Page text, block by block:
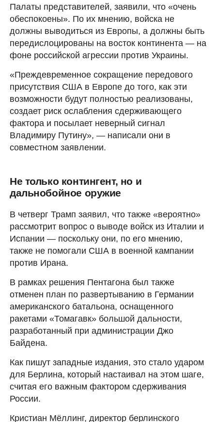
Палаты представителей, заявили, что «очень
обеспокоены». По их мнению, войска не
должны выводиться из Европы, а должны быть
передислоцированы на восток континента — на
фоне российской агрессии против Украины.
«Преждевременное сокращение передового
присутствия США в Европе до того, как эти
возможности будут полностью реализованы,
создает риск ослабления сдерживающего
фактора и посылает неверный сигнал
Владимиру Путину», — написали они в
совместном заявлении.
Не только контингент, но и
дальнобойное оружие
В четверг Трамп заявил, что также «вероятно»
рассмотрит вопрос о выводе войск из Италии и
Испании — поскольку они, по его мнению,
также не помогали США в военной кампании
против Ирана.
В рамках решения Пентагона был также
отменен план по развертыванию в Германии
американского батальона, оснащенного
ракетами «Томагавк» большой дальности,
разработанный при администрации Джо
Байдена.
Как пишут западные издания, это стало ударом
для Берлина, который настаивал на этом шаге,
считая его важным фактором сдерживания
России.
Кристиан Мёллинг, директор берлинского